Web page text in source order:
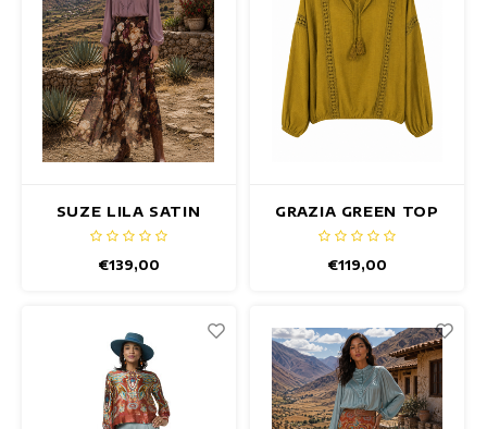
SUZE LILA SATIN
TOP
€139,00
GRAZIA GREEN TOP
€119,00